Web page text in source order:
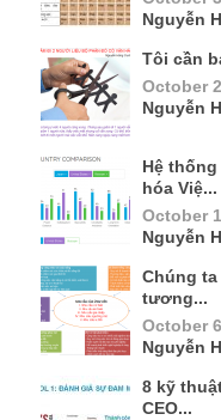
Nguyễn
Tôi cần
October
Nguyễn
Hệ
hóa Việ...
October
Nguyễn
Chúng
tương...
October
Nguyễn
8 kỹ
CEO...